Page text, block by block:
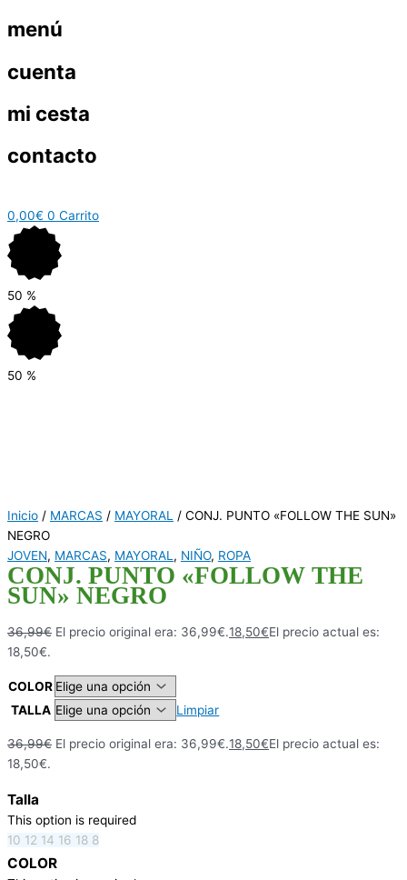
menú
cuenta
mi cesta
contacto
0,00€ 0 Carrito
50 %
50 %
Inicio / MARCAS / MAYORAL
/ CONJ. PUNTO «FOLLOW THE SUN»
NEGRO
JOVEN, MARCAS, MAYORAL , NIÑO, ROPA
CONJ. PUNTO «FOLLOW THE
SUN» NEGRO
36,99€ El precio original era: 36,99€.18,50€El precio actual es:
18,50€.
COLOR
TALLA
Limpiar
36,99€ El precio original era: 36,99€.18,50€El precio actual es:
18,50€.
Talla
This option is required
10 12 14 16 18 8
COLOR